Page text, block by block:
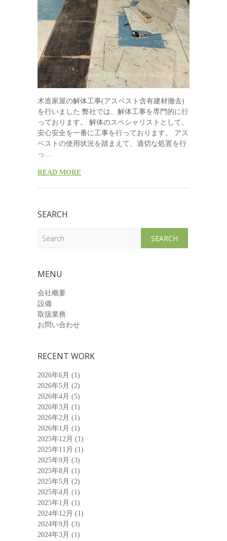
木造家屋の解体工事(アスベスト含有建材撤去)
を行いました 弊社では、解体工事を専門的に行
っております。 解体のスペシャリストとして、
安心安全を一番に工事を行っております。 アス
ベストの使用状況を踏まえて、適切な処置を行
っ…
READ MORE
SEARCH
MENU
会社概要
設備
取扱業務
お問い合わせ
RECENT WORK
2026年6月 (1)
2026年5月 (2)
2026年4月 (5)
2026年3月 (1)
2026年2月 (1)
2026年1月 (1)
2025年12月 (1)
2025年11月 (1)
2025年9月 (3)
2025年8月 (1)
2025年5月 (2)
2025年4月 (1)
2025年1月 (1)
2024年12月 (1)
2024年9月 (3)
2024年3月 (1)